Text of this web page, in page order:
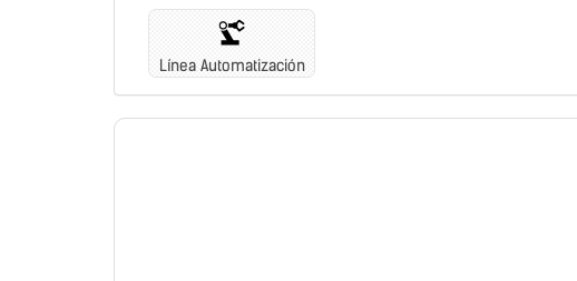
Línea Automatización